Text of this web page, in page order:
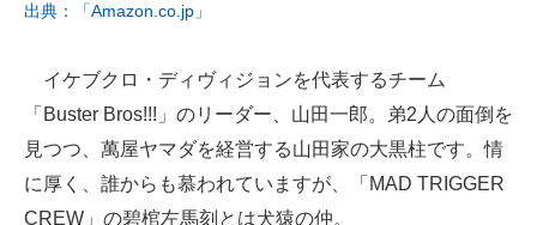
出典：「Amazon.co.jp」
イケブクロ・ディヴィジョンを代表するチーム
「Buster Bros!!!」のリーダー、山田一郎。弟2人の面倒を
見つつ、萬屋ヤマダを経営する山田家の大黒柱です。情
に厚く、誰からも慕われていますが、「MAD TRIGGER
CREW」の碧棺左馬刻とは犬猿の仲。